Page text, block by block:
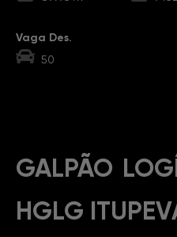
Vaga Des.
50
GALPÃO
HGLG